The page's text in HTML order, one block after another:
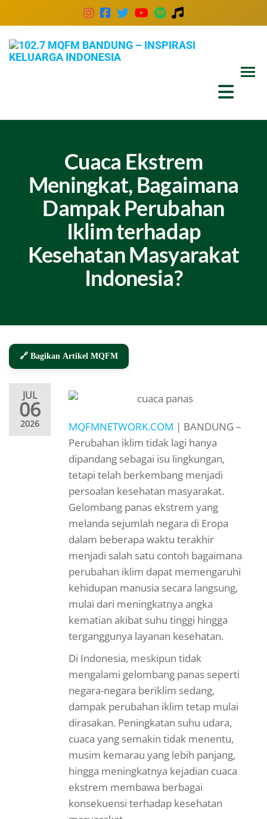
Cuaca Ekstrem
Meningkat, Bagaimana
Dampak Perubahan
Iklim terhadap
Kesehatan Masyarakat
Indonesia?
🔗 Bagikan Artikel MQFM
JUL
06
2026 MQFMNETWORK.COM | BANDUNG –
Perubahan iklim tidak lagi hanya
dipandang sebagai isu lingkungan,
tetapi telah berkembang menjadi
persoalan kesehatan masyarakat.
Gelombang panas ekstrem yang
melanda sejumlah negara di Eropa
dalam beberapa waktu terakhir
menjadi salah satu contoh bagaimana
perubahan iklim dapat memengaruhi
kehidupan manusia secara langsung,
mulai dari meningkatnya angka
kematian akibat suhu tinggi hingga
terganggunya layanan kesehatan.
Di Indonesia, meskipun tidak
mengalami gelombang panas seperti
negara-negara beriklim sedang,
dampak perubahan iklim tetap mulai
dirasakan. Peningkatan suhu udara,
cuaca yang semakin tidak menentu,
musim kemarau yang lebih panjang,
hingga meningkatnya kejadian cuaca
ekstrem membawa berbagai
konsekuensi terhadap kesehatan